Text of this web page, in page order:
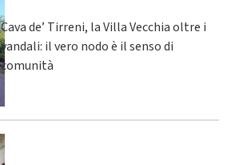
Cava de’ Tirreni, la Villa Vecchia oltre i
vandali: il vero nodo è il senso di
comunità